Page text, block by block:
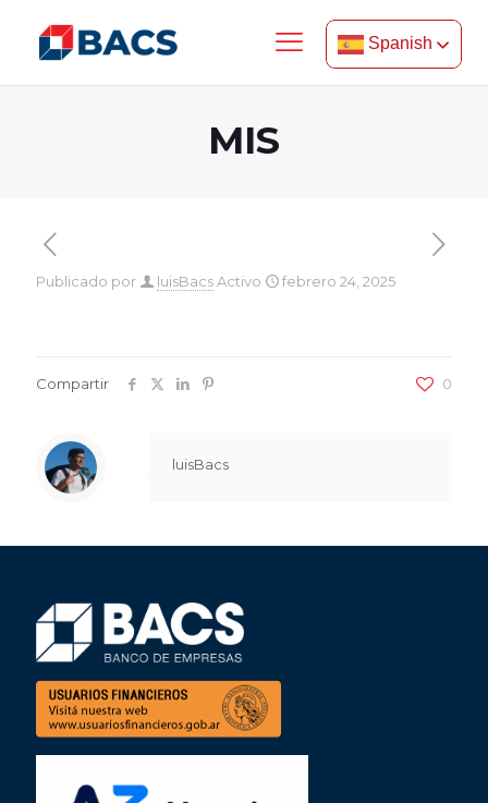
Spanish
MIS
Publicado por luisBacsActivo febrero 24, 2025
Compartir 0
luisBacs